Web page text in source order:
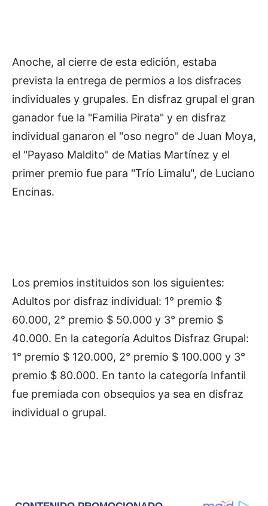
Anoche, al cierre de esta edición, estaba
prevista la entrega de permios a los disfraces
individuales y grupales. En disfraz grupal el gran
ganador fue la "Familia Pirata" y en disfraz
individual ganaron el "oso negro" de Juan Moya,
el "Payaso Maldito" de Matias Martínez y el
primer premio fue para "Trío Limalu", de Luciano
Encinas.
Los premios instituidos son los siguientes:
Adultos por disfraz individual: 1° premio $
60.000, 2° premio $ 50.000 y 3° premio $
40.000. En la categoría Adultos Disfraz Grupal:
1° premio $ 120.000, 2° premio $ 100.000 y 3°
premio $ 80.000. En tanto la categoría Infantil
fue premiada con obsequios ya sea en disfraz
individual o grupal.